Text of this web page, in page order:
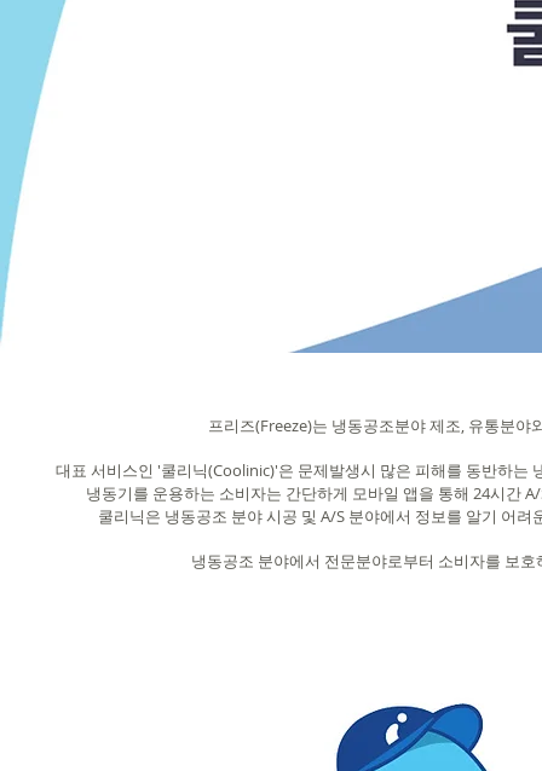
프리즈(Freeze)는 냉동공조분야 제조, 유통분
대표 서비스인 '쿨리닉(Coolinic)'은 문제발생시 많은 피해를 동반하는
냉동기를 운용하는 소비자는 간단하게 모바일 앱을 통해 24시간
쿨리닉은 냉동공조 분야 시공 및 A/S 분야에서 정보를 알기 어
냉동공조 분야에서 전문분야로부터 소비자를 보